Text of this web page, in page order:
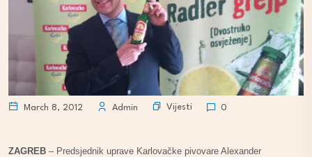
March 8, 2012 Admin Vijesti 0
ZAGREB – Predsjednik uprave Karlovačke pivovare Alexander